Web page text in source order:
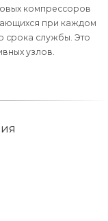
компрессоров
при каждом
срока службы. Это
узлов.